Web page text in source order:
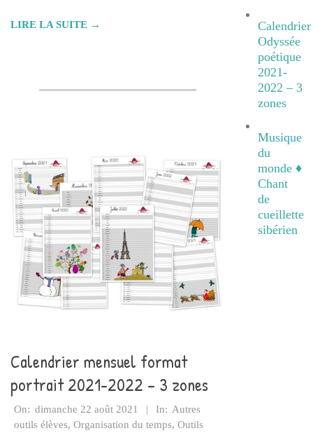
LIRE LA SUITE →
Calendrier mensuel format
portrait 2021-2022 – 3 zones
2021-
08-
On: dimanche 22 août 2021 In: Autres
outils élèves, Organisation du temps, Outils
Calendrier
Odyssée
poétique
2021-
2022 – 3
zones
Musique
du
monde ♦
Chant
de
cueillette
sibérien